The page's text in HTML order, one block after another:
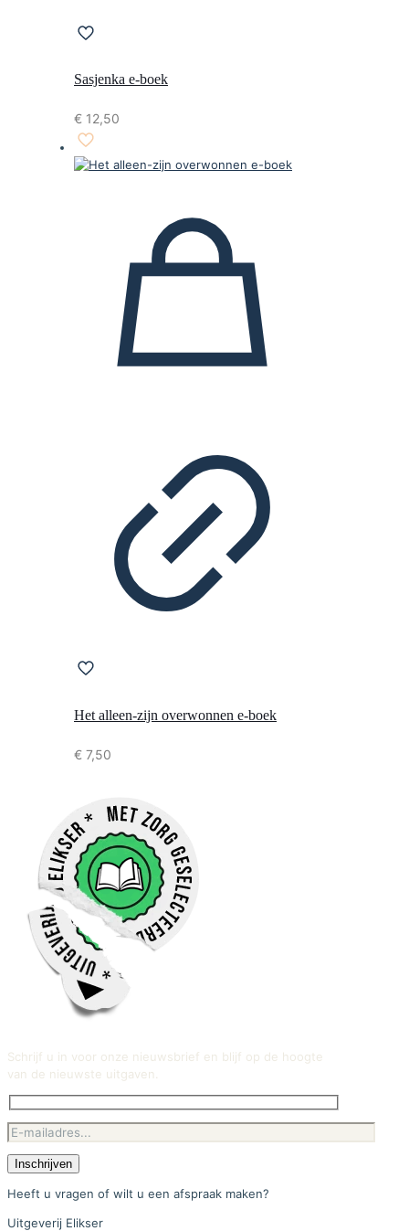
Sasjenka e-boek
€ 12,50
Het alleen-zijn overwonnen e-boek
€ 7,50
Schrijf u in voor onze nieuwsbrief en blijf op de hoogte
van de nieuwste uitgaven.
Heeft u vragen of wilt u een afspraak maken?
Uitgeverij Elikser